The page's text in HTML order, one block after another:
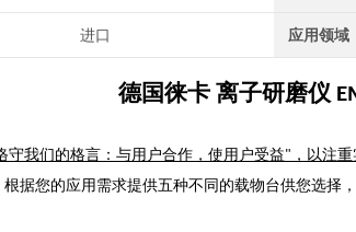
进口 应用领域
德国徕卡 离子研磨仪
守我们的格言：与用户合作，使用户受益"，以注
根据您的应用需求提供五种不同的载物台供您选择